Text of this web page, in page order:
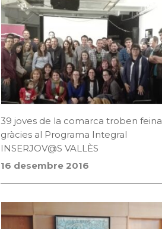
39 joves de la comarca troben feina
gràcies al Programa Integral
INSERJOV@S VALLÈS
16 desembre 2016